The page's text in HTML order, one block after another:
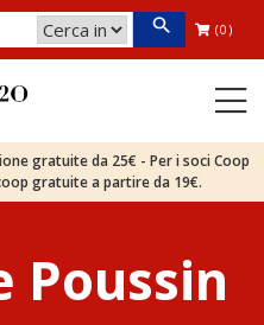
(0)
gratuite da 25€ - Per i soci Coop
gratuite a partire da 19€.
Poussin